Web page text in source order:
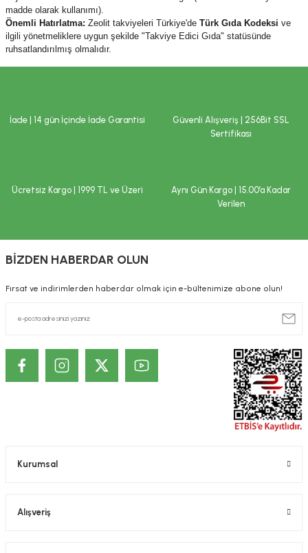
madde olarak kullanımı).
Önemli Hatırlatma: Zeolit takviyeleri Türkiye'de Türk Gıda Kodeksi ve
ilgili yönetmeliklere uygun şekilde "Takviye Edici Gıda" statüsünde
ruhsatlandırılmış olmalıdır.
İade | 14 gün İçinde İade Garantisi
Güvenli Alışveriş | 256Bit SSL
Sertifikası
Ücretsiz Kargo | 1999 TL ve Üzeri
Aynı Gün Kargo | 15.00’a Kadar
Verilen
BİZDEN HABERDAR OLUN
Fırsat ve indirimlerden haberdar olmak için e-bültenimize abone olun!
Kurumsal
Alışveriş